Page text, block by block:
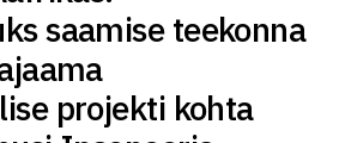
saamise teekonna
projekti kohta